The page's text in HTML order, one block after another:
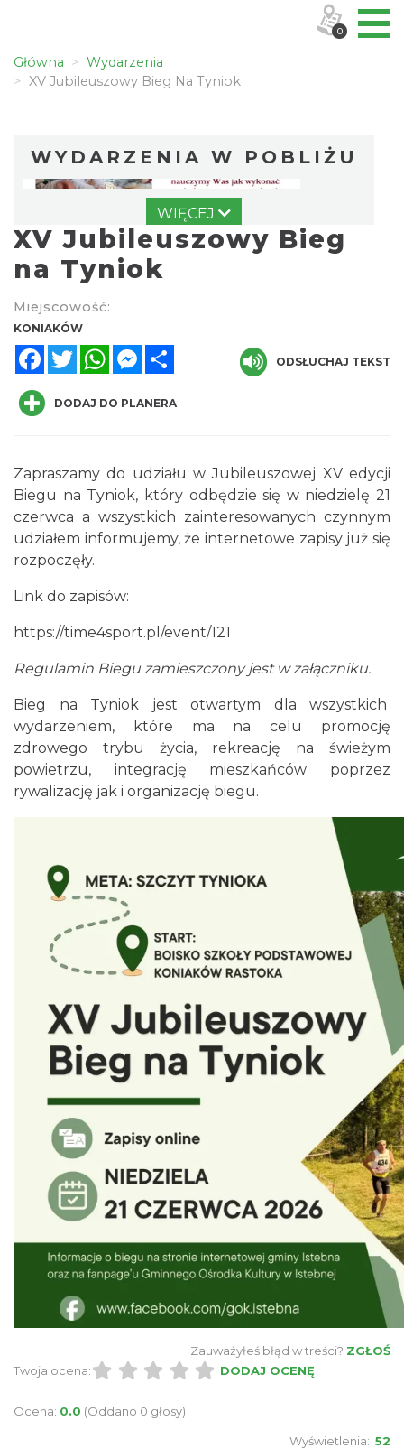
Główna
Wydarzenia
XV Jubileuszowy Bieg Na Tyniok
WYDARZENIA W POBLIŻU
Koniaków
Dni Koronki Koniakowskiej
Koniaków
2026-08-13
Święto Jagnięciny w Istebnej
Istebna
2.45 km
Puchar Złotego Gronia
Istebna
2.92 km
Pójcie Dziecka – będzie kino!
Istebna
2026-08-11
4.21 km
Piknik Rodzinny ze św. Franciszkiem z
Asyżu
4.23 km
WIĘCEJ
XV Jubileuszowy Bieg
na Tyniok
Miejscowość:
KONIAKÓW
FacebookTwitterWhatsAppMessenger
ODSŁUCHAJ TEKST
DODAJ DO PLANERA
Zapraszamy do udziału w Jubileuszowej XV edycji
Biegu na Tyniok, który odbędzie się w niedzielę 21
czerwca a wszystkich zainteresowanych czynnym
udziałem informujemy, że internetowe zapisy już się
rozpoczęły.
Link do zapisów:
https://time4sport.pl/event/121
Regulamin Biegu zamieszczony jest w załączniku.
Bieg na Tyniok jest otwartym dla wszystkich
wydarzeniem, które ma na celu promocję
zdrowego trybu życia, rekreację na świeżym
powietrzu, integrację mieszkańców poprzez
rywalizację jak i organizację biegu.
Zauważyłeś błąd w treści? ZGŁOŚ
Twoja ocena:
DODAJ OCENĘ
Ocena: 0.0 (Oddano 0 głosy)
Wyświetlenia: 52
0